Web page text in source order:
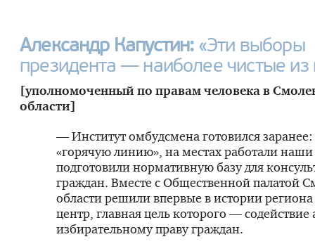
Александр Капустин:«Эти выборы
президента — наиболее чистые из
[уполномоченный по правам человека в
области]
— Институт омбудсмена готовился заранее:
«горячую линию», на местах работали
подготовили нормативную базу для
граждан. Вместе с Общественной палатой
области решили впервые в истории региона
центр, главная цель которого —
избирательному праву граждан.